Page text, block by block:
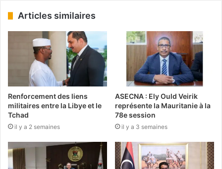
Articles similaires
Renforcement des liens
militaires entre la Libye et le
Tchad
il y a 2 semaines
ASECNA : Ely Ould Veirik
représente la Mauritanie à la
78e session
il y a 3 semaines